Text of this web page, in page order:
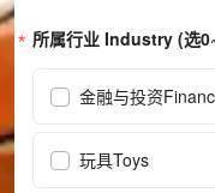
所属行业 Industry (选
金融与投资
玩具Toys